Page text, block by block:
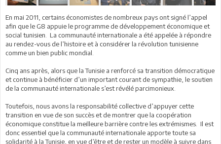
En mai 2011, certains économistes de nombreux pays ont signé l’appel
afin que le G8 appuie le programme de développement économique et
social tunisien. La communauté internationale a été appelée à répondre
au rendez-vous de l’histoire et à considérer la révolution tunisienne
comme un bien public mondial.
Cinq ans après, alors que la Tunisie a renforcé sa transition démocratique
et continue à bénéficier d’un important courant de sympathie, le soutien
de la communauté internationale s’est révélé parcimonieux.
Toutefois, nous avons la responsabilité collective d’appuyer cette
transition en vue de son succès et de montrer que la coopération
économique constitue la meilleure barrière contre les extrémismes. Il est
donc essentiel que la communauté internationale apporte toute sa
solidarité à la Tunisie, en vue d’être et de rester un modèle à suivre dans